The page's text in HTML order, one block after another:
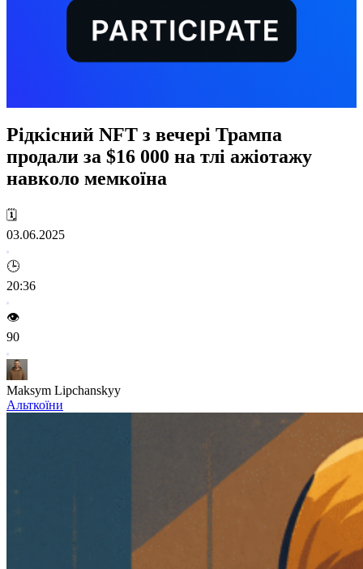
Рідкісний NFT з вечері Трампа
продали за $16 000 на тлі ажіотажу
навколо мемкоїна
🗓️
03.06.2025
🕒
20:36
👁️
90
Maksym Lipchanskyy
Альткоїни